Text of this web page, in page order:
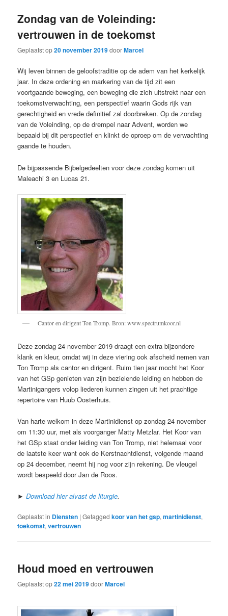
Zondag van de Voleinding:
vertrouwen in de toekomst
Geplaatst op20 november 2019doorMarcel
Wij leven binnen de geloofstraditie op de adem van het kerkelijk
jaar. In deze ordening en markering van de tijd zit een
voortgaande beweging, een beweging die zich uitstrekt naar een
toekomstverwachting, een perspectief waarin Gods rijk van
gerechtigheid en vrede definitief zal doorbreken. Op de zondag
van de Voleinding, op de drempel naar Advent, worden we
bepaald bij dit perspectief en klinkt de oproep om de verwachting
gaande te houden.
De bijpassende Bijbelgedeelten voor deze zondag komen uit
Maleachi 3 en Lucas 21.
Cantor en dirigent Ton Tromp. Bron: www.spectrumkoor.nl
Deze zondag 24 november 2019 draagt een extra bijzondere
klank en kleur, omdat wij in deze viering ook afscheid nemen van
Ton Tromp als cantor en dirigent. Ruim tien jaar mocht het Koor
van het GSp genieten van zijn bezielende leiding en hebben de
Martinigangers volop liederen kunnen zingen uit het prachtige
repertoire van Huub Oosterhuis.
Van harte welkom in deze Martinidienst op zondag 24 november
om 11:30 uur, met als voorganger Matty Metzlar. Het Koor van
het GSp staat onder leiding van Ton Tromp, niet helemaal voor
de laatste keer want ook de Kerstnachtdienst, volgende maand
op 24 december, neemt hij nog voor zijn rekening. De vleugel
wordt bespeeld door Jan de Roos.
►Download hier alvast de liturgie.
Geplaatst in Diensten |Getagged koor van het gsp,martinidienst,
toekomst,vertrouwen
Houd moed en vertrouwen
Geplaatst op22 mei 2019doorMarcel